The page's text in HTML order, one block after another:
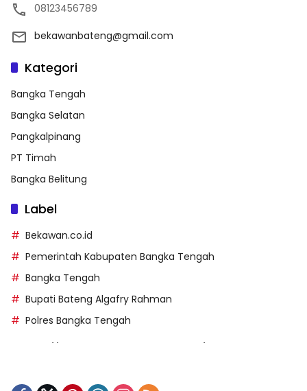
08123456789
bekawanbateng@gmail.com
Kategori
Bangka Tengah
Bangka Selatan
Pangkalpinang
PT Timah
Bangka Belitung
Label
Bekawan.co.id
Pemerintah Kabupaten Bangka Tengah
Bangka Tengah
Bupati Bateng Algafry Rahman
Polres Bangka Tengah